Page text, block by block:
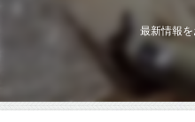
最新情報